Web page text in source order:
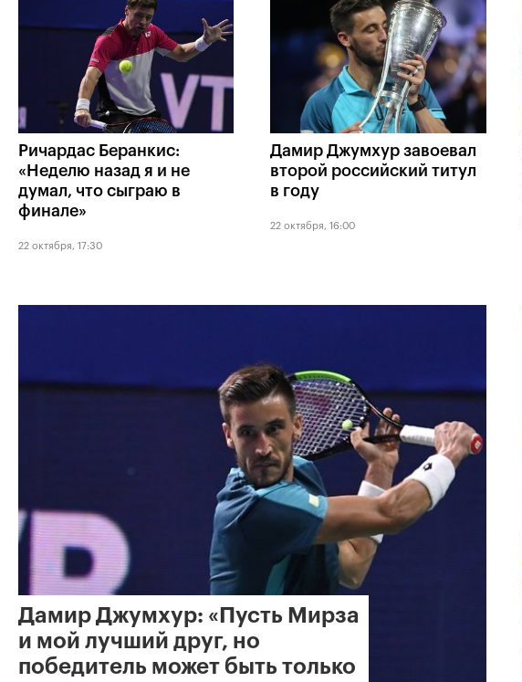
Ричардас Беранкис:
«Неделю назад я и не
думал, что сыграю в
финале»
22 октября, 17:30
Дамир Джумхур завоевал
второй российский титул
в году
22 октября, 16:00
Дамир Джумхур: «Пусть Мирза
и мой лучший друг, но
победитель может быть только